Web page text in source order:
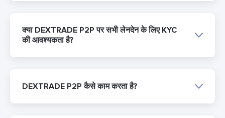
क्या DEXTRADE P2P पर सभी लेनदेन के लिए KYC
की आवश्यकता है?
DEXTRADE P2P कैसे काम करता है?